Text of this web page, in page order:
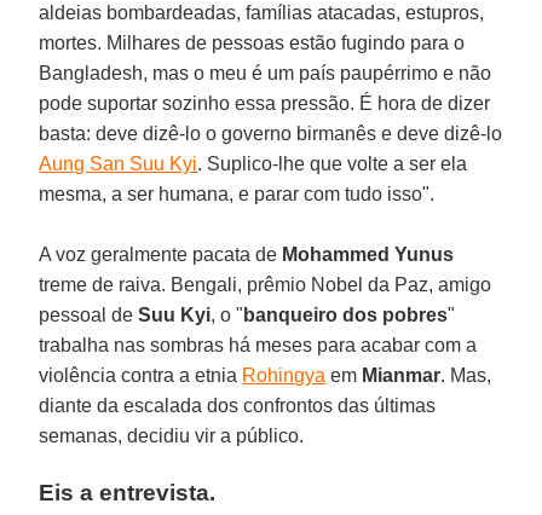
aldeias bombardeadas, famílias atacadas, estupros,
mortes. Milhares de pessoas estão fugindo para o
Bangladesh, mas o meu é um país paupérrimo e não
pode suportar sozinho essa pressão. É hora de dizer
basta: deve dizê-lo o governo birmanês e deve dizê-lo
Aung San Suu Kyi. Suplico-lhe que volte a ser ela
mesma, a ser humana, e parar com tudo isso".
A voz geralmente pacata de Mohammed Yunus
treme de raiva. Bengali, prêmio Nobel da Paz, amigo
pessoal deSuu Kyi, o " banqueiro dos pobres"
trabalha nas sombras há meses para acabar com a
violência contra a etnia Rohingya em Mianmar. Mas,
diante da escalada dos confrontos das últimas
semanas, decidiu vir a público.
Eis a entrevista.